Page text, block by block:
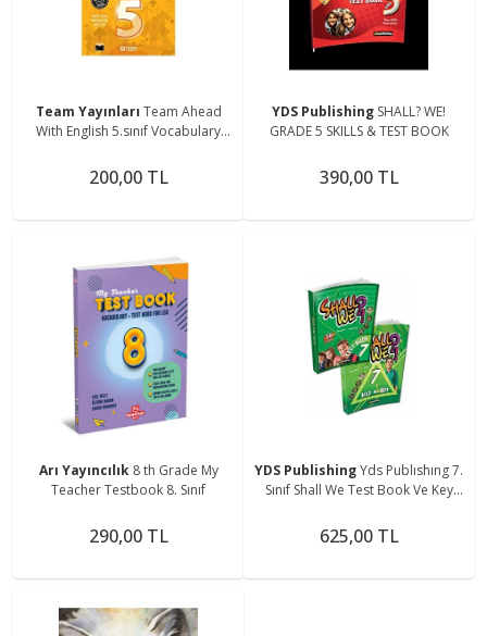
Team Yayınları Team Ahead
With English 5.sınıf Vocabulary
200,00 TL
YDS Publishing SHALL? WE!
GRADE 5 SKILLS & TEST BOOK
390,00 TL
Arı Yayıncılık 8 th Grade My
Teacher Testbook 8. Sınıf
290,00 TL
YDS PublishingYds Publıshıng 7.
Sınıf Shall We Test Book Ve Key
625,00 TL